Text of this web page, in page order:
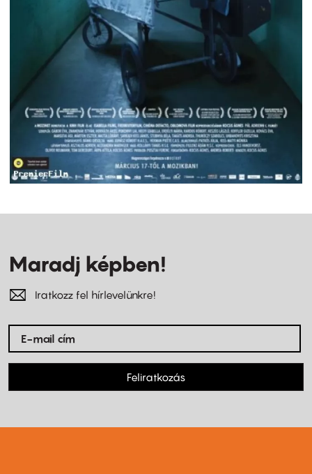
Maradj képben!
Iratkozz fel hírlevelünkre!
Feliratkozás